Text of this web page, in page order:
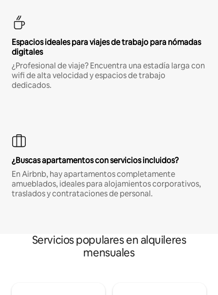
Espacios ideales para viajes de trabajo para nómadas
digitales
¿Profesional de viaje? Encuentra una estadía larga con
wifi de alta velocidad y espacios de trabajo
dedicados.
¿Buscas apartamentos con servicios incluidos?
En Airbnb, hay apartamentos completamente
amueblados, ideales para alojamientos corporativos,
traslados y contrataciones de personal.
Servicios populares en alquileres
mensuales